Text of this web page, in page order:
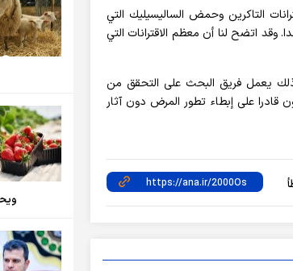
التاكرين وحمض الساليسيليك التي
وقد اتضح لنا أن معظم الاقترانات التي
ذلك يعمل فريق البحث على التحقق من
على إبطاء تطور المرض دون آثار